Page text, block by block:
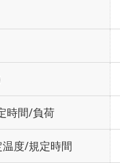
時間/負荷
度/規定時間